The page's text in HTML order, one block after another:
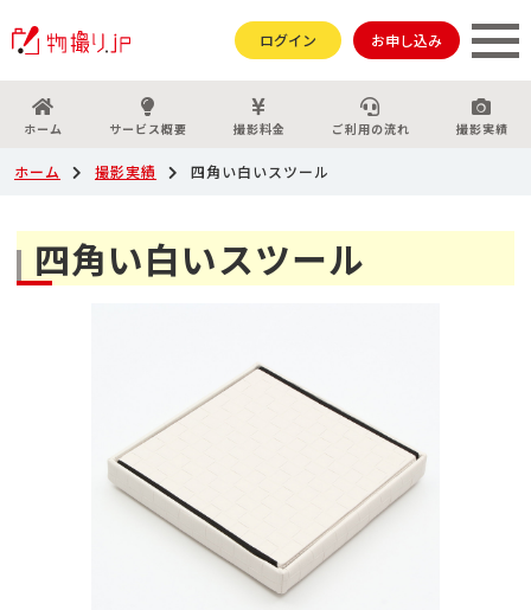
ログイン お申し込み
ホーム サービス概要 撮影料金 ご利用の流れ 撮影実績
ホーム 撮影実績 四角い白いスツール
四角い白いスツール